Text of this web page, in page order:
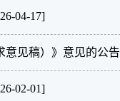
04-17]
意见稿）》意见的公告
02-01]